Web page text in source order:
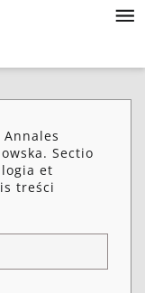
Annales
Sectio
et
treści